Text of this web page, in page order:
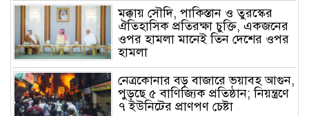
মক্কায় সৌদি, পাকিস্তান ও তুরস্কের
ঐতিহাসিক প্রতিরক্ষা চুক্তি, একজনের
ওপর হামলা মানেই তিন দেশের ওপর
হামলা
নেত্রকোনার বড় বাজারে ভয়াবহ আগুন,
পুড়ছে ৫ বাণিজ্যিক প্রতিষ্ঠান; নিয়ন্ত্রণে
৭ ইউনিটের প্রাণপণ চেষ্টা